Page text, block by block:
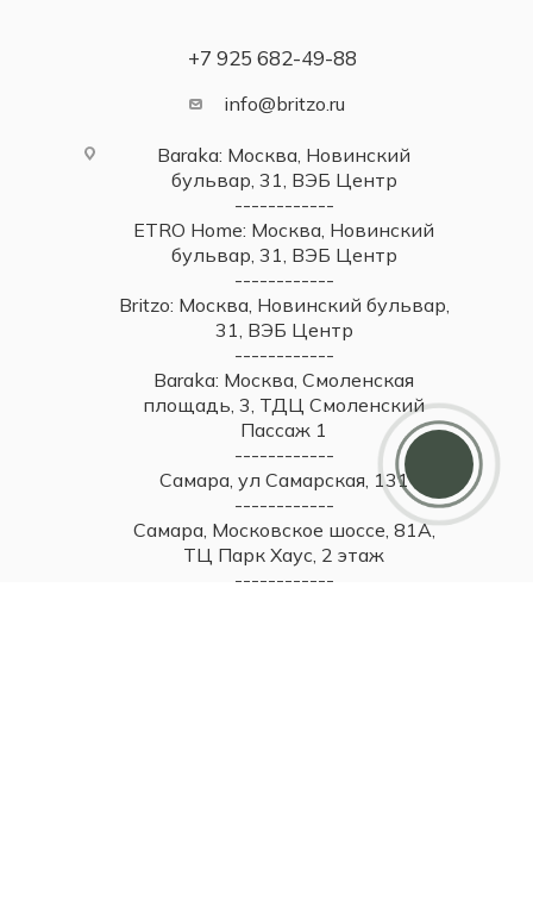
+7 925 682-49-88
info@britzo.ru
Baraka: Москва, Новинский
бульвар, 31, ВЭБ Центр
------------
ETRO Home: Москва, Новинский
бульвар, 31, ВЭБ Центр
------------
Britzo: Москва, Новинский бульвар,
31, ВЭБ Центр
------------
Baraka: Москва, Смоленская
площадь, 3, ТДЦ Смоленский
Пассаж 1
------------
Самара, ул Самарская, 131
------------
Самара, Московское шоссе, 81А,
ТЦ Парк Хаус, 2 этаж
------------
Дарим 5000 балов
Мы ценим своих клиентов и в качестве
благодарности зачисляем 5 000 бонусов за